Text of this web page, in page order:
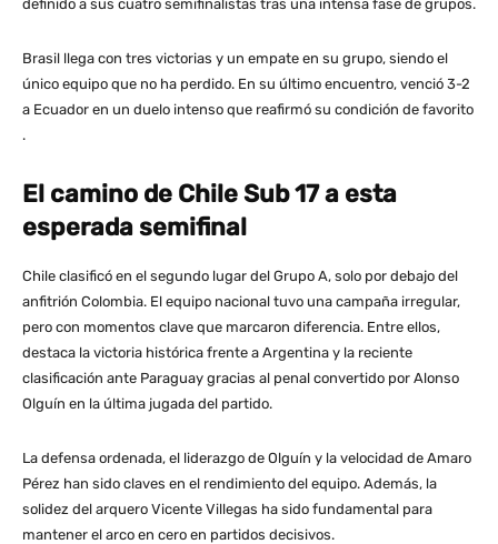
definido a sus cuatro semifinalistas tras una intensa fase de grupos​.
Brasil llega con tres victorias y un empate en su grupo, siendo el
único equipo que no ha perdido. En su último encuentro, venció 3-2
a Ecuador en un duelo intenso que reafirmó su condición de favorito​
.
El camino de Chile Sub 17 a esta
esperada semifinal
Chile clasificó en el segundo lugar del Grupo A, solo por debajo del
anfitrión Colombia. El equipo nacional tuvo una campaña irregular,
pero con momentos clave que marcaron diferencia. Entre ellos,
destaca la victoria histórica frente a Argentina y la reciente
clasificación ante Paraguay gracias al penal convertido por Alonso
Olguín en la última jugada del partido​​.
La defensa ordenada, el liderazgo de Olguín y la velocidad de Amaro
Pérez han sido claves en el rendimiento del equipo. Además, la
solidez del arquero Vicente Villegas ha sido fundamental para
mantener el arco en cero en partidos decisivos.